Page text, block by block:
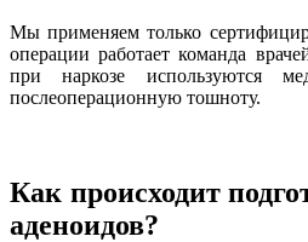
Мы применяем только
операции работает команда
при наркозе используются
послеоперационную тошноту.
Как происходит
аденоидов?